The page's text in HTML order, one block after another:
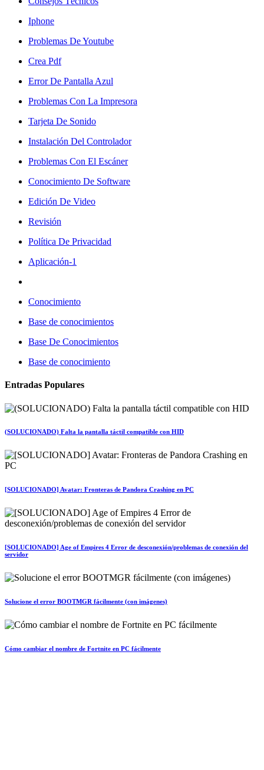
Iphone
Problemas De Youtube
Crea Pdf
Error De Pantalla Azul
Problemas Con La Impresora
Tarjeta De Sonido
Instalación Del Controlador
Problemas Con El Escáner
Conocimiento De Software
Edición De Video
Revisión
Política De Privacidad
Aplicación-1
Conocimiento
Base de conocimientos
Base De Conocimientos
Base de conocimiento
Entradas Populares
(SOLUCIONADO) Falta la pantalla táctil compatible con HID
[SOLUCIONADO] Avatar: Fronteras de Pandora Crashing en PC
[SOLUCIONADO] Age of Empires 4 Error de desconexión/problemas de conexión del
servidor
Solucione el error BOOTMGR fácilmente (con imágenes)
Cómo cambiar el nombre de Fortnite en PC fácilmente